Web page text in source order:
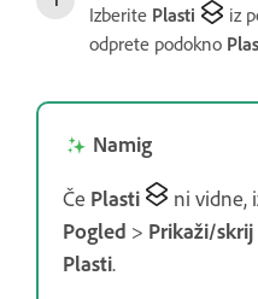
Izberite Plasti
iz
odprete podokno
Namig
Če Plasti ni vidne,
Pogled > Prikaži/skrij
Plasti.